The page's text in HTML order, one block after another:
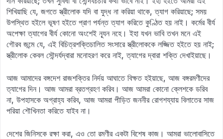
শিখিয়াছি যে, জগতে স্ত্রীলোক যদি বা যুদ্ধ না করিয়া থাকে, ত্যাগ করিয়াছে; সময়
উপস্থিত হইলে ভূষণ হইতে প্রাণ পর্যন্ত ত্যাগ করিতে কুণ্ঠিত হয় নাই। কর্মের বীর্য
অপেক্ষা ত্যাগের বীর্য কোনো অংশেই ন্যূন নহে। ইহা যখন ভাবি তখন মনে এই
গৌরব জন্মে যে, এই বিচিত্রশক্তিচালিত সংসারে স্ত্রীলোককে লজ্জিত হইতে হয় নাই;
স্ত্রীলোক কেবল সৌন্দর্যদ্বারা মনোহরণ করে নাই, ত্যাগের দ্বারা শক্তি দেখাইয়াছে।
আজ আমাদের বঙ্গদেশ রাজশক্তির নির্দয় আঘাতে বিক্ষত হইয়াছে, আজ বঙ্গরমণীদের
ত্যাগের দিন। আজ আমরা ব্রতগ্রহণ করিব। আজ আমরা কোনো ক্লেশকে ডরিব
না, উপহাসকে অগ্রাহ্য করিব, আজ আমরা পীড়িত জননীর রোগশয্যায় বিলাতের সাজ
পরিয়া শৌখিনতা করিতে যাইব না।
দেশের জিনিসকে রক্ষা করা, এও তো রমণীর একটা বিশেষ কাজ। আমরা ভালোবাসিতে